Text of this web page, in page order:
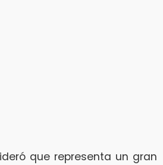
que representa un gran